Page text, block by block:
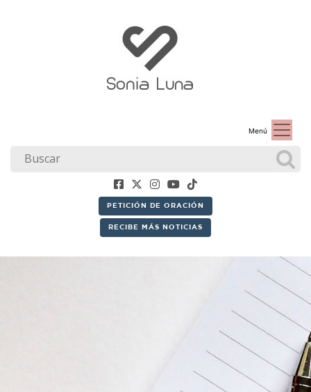
Menú
PETICIÓN DE ORACIÓN
RECIBE MÁS NOTICIAS